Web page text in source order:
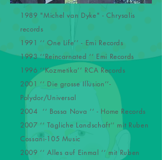
1989 "Michel van Dyke" - Chrysalis
records
1991 ‘‘ One Life’’ - Emi Records
1993 ‘‘Reincarnated ‘‘ Emi Records
1996 ‘‘Kozmetika’’ RCA Records
2001 ‘‘ Die grosse Illusion’’-
Polydor/Universal
2004 ‘‘ Bossa Nova ‘‘ - Home Records
2007 ‘‘ Tägliche Landschaft‘‘ mit Ruben
Cossani-105 Music
2009 ‘‘ Alles auf Einmal ‘‘ mit Ruben